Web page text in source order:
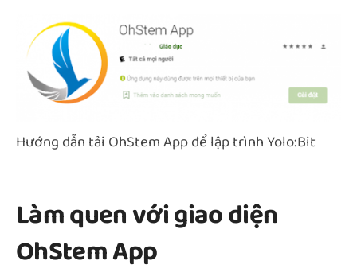
Hướng dẫn tải OhStem App để lập trình Yolo:Bit
Làm quen với giao diện
OhStem App